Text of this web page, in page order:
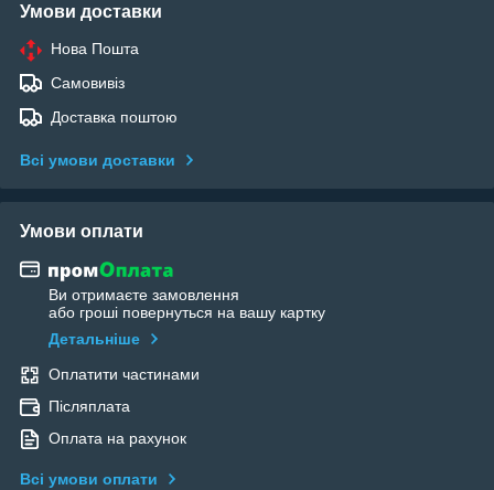
Умови доставки
Нова Пошта
Самовивіз
Доставка поштою
Всі умови доставки
Умови оплати
Ви отримаєте замовлення
або гроші повернуться на вашу картку
Детальніше
Оплатити частинами
Післяплата
Оплата на рахунок
Всі умови оплати